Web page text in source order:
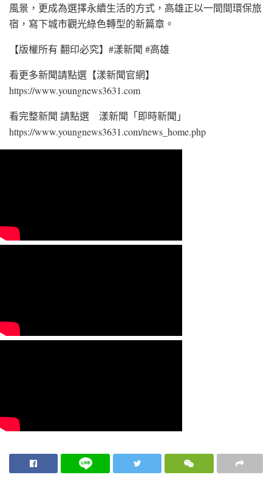
風景，更成為選擇永續生活的方式，高雄正以一間間環保旅
宿，寫下城市觀光綠色轉型的新篇章。
【版權所有 翻印必究】#漾新聞 #高雄
看更多新聞請點選【漾新聞官網】
https://www.youngnews3631.com⁠
看完整新聞 請點選 漾新聞「即時新聞」
https://www.youngnews3631.com/news_home.php⁠